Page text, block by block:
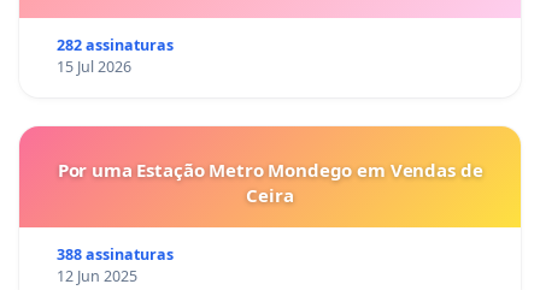
282 assinaturas
15 Jul 2026
Por uma Estação Metro Mondego em Vendas de
Ceira
388 assinaturas
12 Jun 2025